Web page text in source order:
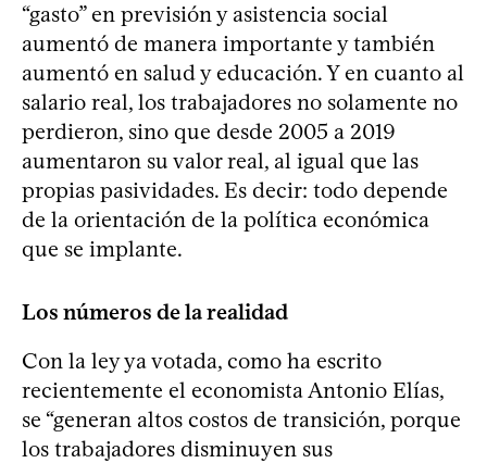
“gasto” en previsión y asistencia social
aumentó de manera importante y también
aumentó en salud y educación. Y en cuanto al
salario real, los trabajadores no solamente no
perdieron, sino que desde 2005 a 2019
aumentaron su valor real, al igual que las
propias pasividades. Es decir: todo depende
de la orientación de la política económica
que se implante.
Los números de la realidad
Con la ley ya votada, como ha escrito
recientemente el economista Antonio Elías,
se “generan altos costos de transición, porque
los trabajadores disminuyen sus